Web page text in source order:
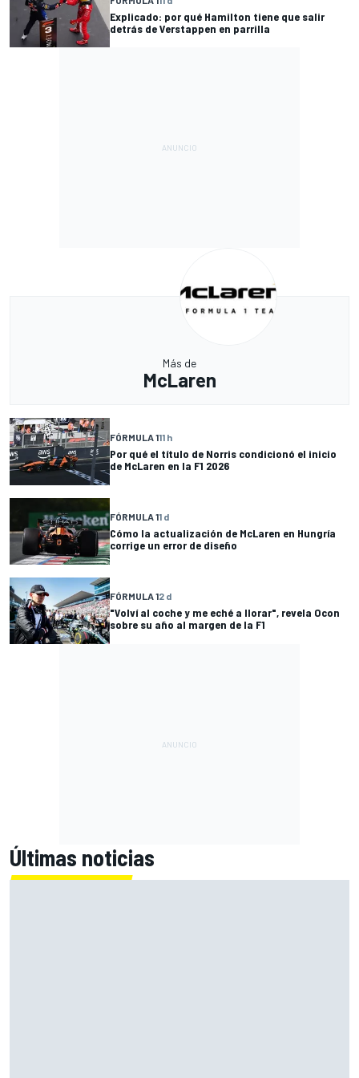
Explicado: por qué Hamilton tiene que salir
detrás de Verstappen en parrilla
Más de
McLaren
FÓRMULA 111 h
Por qué el título de Norris condicionó el inicio
de McLaren en la F1 2026
FÓRMULA 11 d
Cómo la actualización de McLaren en Hungría
corrige un error de diseño
FÓRMULA 12 d
"Volví al coche y me eché a llorar", revela Ocon
sobre su año al margen de la F1
Últimas noticias